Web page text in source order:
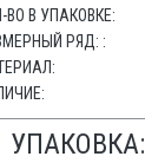
ВО В УПАКОВКЕ:
РЯД: :
УПАКОВКА: